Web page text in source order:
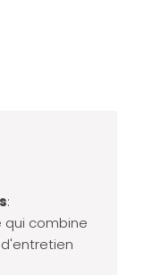
:
combine